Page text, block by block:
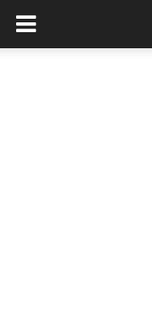
MaleMEN.pl